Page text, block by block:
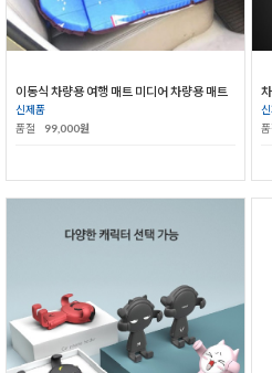
이동식 차량용 여행 매트 미디어 차량용 매트
신제품
품절
99,000원